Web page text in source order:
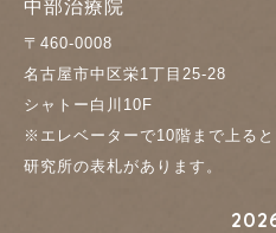
中部治療院
〒460-0008
名古屋市中区栄1丁目25-28
シャトー白川10F
※エレベーターで10階まで上る
研究所の表札があります。